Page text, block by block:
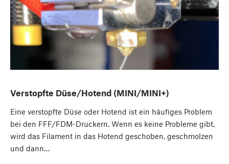
Verstopfte Düse/Hotend (MINI/MINI+)
Eine verstopfte Düse oder Hotend ist ein häufiges Problem
bei den FFF/FDM-Druckern. Wenn es keine Probleme gibt,
wird das Filament in das Hotend geschoben, geschmolzen
und dann…